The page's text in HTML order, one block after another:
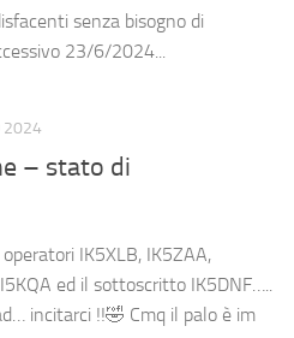
senza bisogno di
23/6/2024...
2024
– stato di
IK5XLB, IK5ZAA,
ed il sottoscritto IK5DNF…..
incitarci !!🤣 Cmq il palo è im